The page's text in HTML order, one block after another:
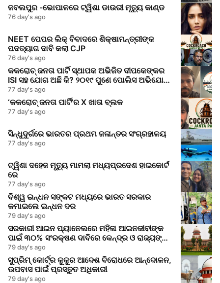
ଜବଲପୁର -ଭୋପାଳରେ ଟ୍ୱିଶା ଡାଉରୀ ମୃତ୍ୟୁ କାଣ୍ଡ
76 day's ago
NEET ପେପର ଲିକ୍‌ ବିବାଦରେ ଶିକ୍ଷାମନ୍ତ୍ରୀଙ୍କ
ପଦତ୍ୟାଗ ଦାବି କଲା CJP
76 day's ago
କକରୋଚ୍ ଜନତା ପାର୍ଟି ସ୍ଥାପକ ଅଭିଜିତ ଦୀପକେଙ୍କର
ISI ସହ ଯୋଗ ଅଛି କି? ୨୦୧୯ ପୁଣେ ପୋଲିସ ଅଭିଯୋଗ
କଣ କହୁଛି
77 day's ago
‘କକରୋଚ୍ ଜନତା ପାର୍ଟି’ର X ଖାତା ବ୍ଲକ
77 day's ago
ସିନ୍ଧୁଦୁର୍ଗରେ ଭାରତର ପ୍ରଥମ ଜଳାନ୍ତର ସଂଗ୍ରହାଳୟ
77 day's ago
ଟ୍ୱିଶା ଦହେଜ ମୃତ୍ୟୁ ମାମଲା ମଧ୍ୟପ୍ରଦେଶ ହାଇକୋର୍ଟ
ରେ
77 day's ago
ବିଶ୍ୱ ଇନ୍ଧନ ସଙ୍କଟ ମଧ୍ୟରେ ଭାରତ ସରକାର
କମାଇଲେ ଇନ୍ଧନ ଦର
79 day's ago
ସରକାରୀ ଆଇନ ପ୍ୟାନେଲରେ ମହିଳା ଆଇନଜୀବୀଙ୍କ
ପାଇଁ ୩୦% ସଂରକ୍ଷଣ ଦାବିରେ କେନ୍ଦ୍ର ଓ ରାଜ୍ୟଙ୍କୁ
ସୁପ୍ରିମକୋର୍ଟର ନୋଟିସ
79 day's ago
ସୁପ୍ରିମ୍ କୋର୍ଟ୍‌ର କୁକୁର ଆଦେଶ ବିରୋଧରେ ଆନ୍ଦୋଳନ,
ଉପବାସ ପାଇଁ ପ୍ରସ୍ତୁତ ଅଧିକାରୀ
79 day's ago